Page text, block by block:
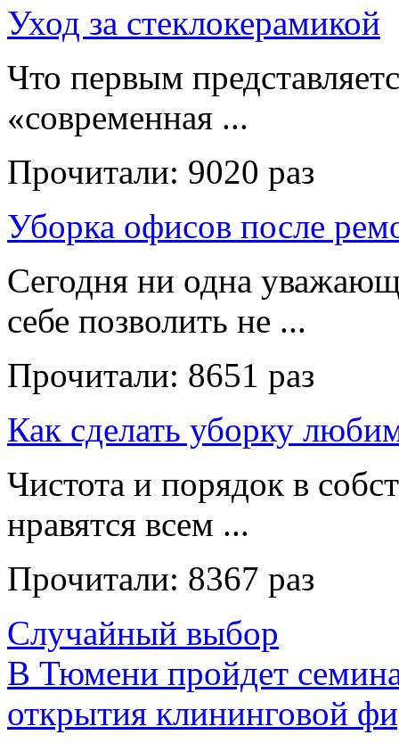
Уход за стеклокерамикой
Что первым
«современная ...
Прочитали: 9020 раз
Уборка офисов после
Сегодня ни одна
себе позволить не ...
Прочитали: 8651 раз
Как сделать уборку
Чистота и порядок в
нравятся всем ...
Прочитали: 8367 раз
Случайный выбор
В Тюмени пройдет
открытия клининговой